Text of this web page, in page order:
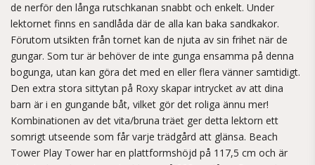
de nerför den långa rutschkanan snabbt och enkelt. Under
lektornet finns en sandlåda där de alla kan baka sandkakor.
Förutom utsikten från tornet kan de njuta av sin frihet när de
gungar. Som tur är behöver de inte gunga ensamma på denna
bogunga, utan kan göra det med en eller flera vänner samtidigt.
Den extra stora sittytan på Roxy skapar intrycket av att dina
barn är i en gungande båt, vilket gör det roliga ännu mer!
Kombinationen av det vita/bruna träet ger detta lektorn ett
somrigt utseende som får varje trädgård att glänsa. Beach
Tower Play Tower har en plattformshöjd på 117,5 cm och är